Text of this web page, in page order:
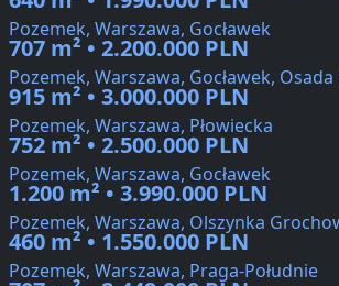
Pozemek, Warszawa, Gocławek
707 m² • 2.200.000 PLN
Pozemek, Warszawa, Gocławek,
915 m² • 3.000.000 PLN
Pozemek, Warszawa, Płowiecka
752 m² • 2.500.000 PLN
Pozemek, Warszawa, Gocławek
1.200 m² • 3.990.000 PLN
Pozemek, Warszawa, Olszynka
460 m² • 1.550.000 PLN
Pozemek, Warszawa, Praga-Południe